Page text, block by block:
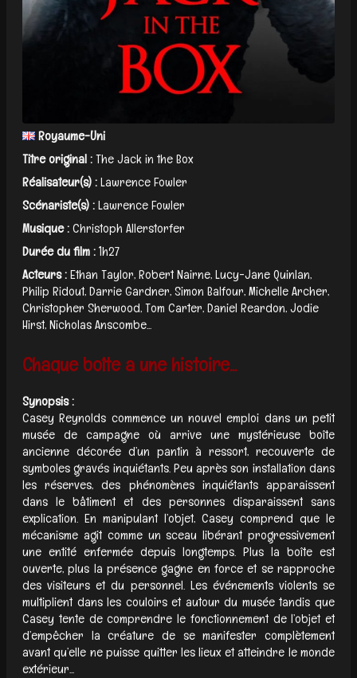
Royaume-Uni
Titre original :The Jack in the Box
Réalisateur(s) :Lawrence Fowler
Scénariste(s) :Lawrence Fowler
Musique :Christoph Allerstorfer
Durée du film :1h27
Acteurs :Ethan Taylor, Robert Nairne, Lucy-Jane Quinlan,
Philip Ridout, Darrie Gardner, Simon Balfour, Michelle Archer,
Christopher Sherwood, Tom Carter, Daniel Reardon, Jodie
Hirst, Nicholas Anscombe...
Chaque boîte a une histoire...
Synopsis :
Casey Reynolds commence un nouvel emploi dans un petit
musée de campagne où arrive une mystérieuse boîte
ancienne décorée d’un pantin à ressort, recouverte de
symboles gravés inquiétants. Peu après son installation dans
les réserves, des phénomènes inquiétants apparaissent
dans le bâtiment et des personnes disparaissent sans
explication. En manipulant l’objet, Casey comprend que le
mécanisme agit comme un sceau libérant progressivement
une entité enfermée depuis longtemps. Plus la boîte est
ouverte, plus la présence gagne en force et se rapproche
des visiteurs et du personnel. Les événements violents se
multiplient dans les couloirs et autour du musée tandis que
Casey tente de comprendre le fonctionnement de l’objet et
d’empêcher la créature de se manifester complètement
avant qu’elle ne puisse quitter les lieux et atteindre le monde
extérieur...